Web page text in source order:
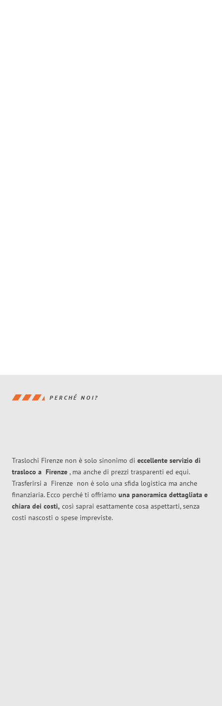
PERCHÉ NOI?
Traslochi Firenze non è solo sinonimo di eccellente servizio di
trasloco a Firenze , ma anche di prezzi trasparenti ed equi.
Trasferirsi a Firenze non è solo una sfida logistica ma anche
finanziaria. Ecco perché ti offriamo una panoramica dettagliata e
chiara dei costi, così saprai esattamente cosa aspettarti, senza
costi nascosti o spese impreviste.